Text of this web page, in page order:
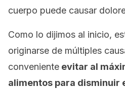
cuerpo puede causar
Como lo dijimos al inicio,
originarse de múltiples
conveniente evitar al
alimentos para disminuir